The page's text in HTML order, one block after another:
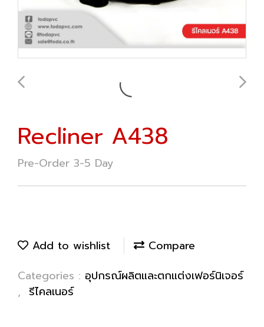
Recliner A438
Pre-Order 3-5 Day
Add to wishlist
Compare
Categories : อุปกรณ์ผลิตและตกแต่งเฟอร์นิเจอร์
, รีไคลเนอร์